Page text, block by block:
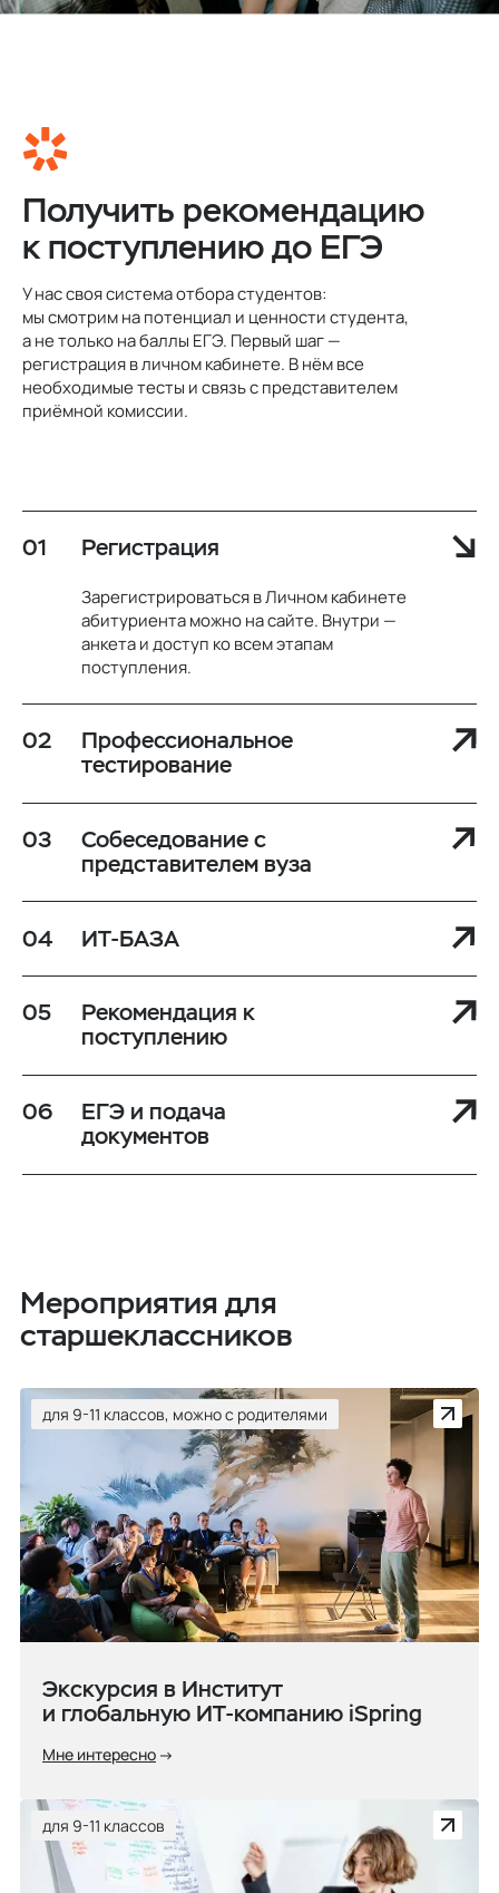
Получить рекомендацию
к поступлению до ЕГЭ
У нас своя система отбора студентов:
мы смотрим на потенциал и ценности студента,
а не только на баллы ЕГЭ. Первый шаг —
регистрация в личном кабинете. В нём все
необходимые тесты и связь с представителем
приёмной комиссии.
Регистрация
Зарегистрироваться в Личном кабинете
абитуриента можно на сайте. Внутри —
анкета и доступ ко всем этапам
поступления.
Профессиональное
тестирование
Собеседование с
представителем вуза
ИТ-БАЗА
Рекомендация к
поступлению
ЕГЭ и подача
документов
Мероприятия для
старшеклассников
для 9-11 классов, можно с родителями
Экскурсия в Институт
и глобальную ИТ-компанию iSpring
Мне интересно
для 9-11 классов